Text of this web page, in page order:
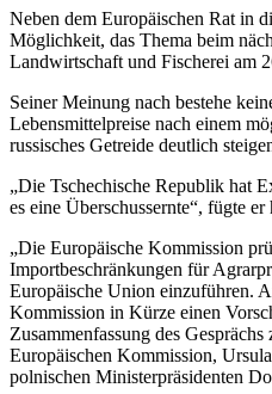
Neben dem Europäischen Rat in
Möglichkeit, das Thema beim
Landwirtschaft und Fischerei am
Seiner Meinung nach bestehe
Lebensmittelpreise nach einem
russisches Getreide deutlich
„Die Tschechische Republik hat
es eine Überschussernte“, fügte er
„Die Europäische Kommission
Importbeschränkungen für
Europäische Union einzuführen.
Kommission in Kürze einen
Zusammenfassung des
Europäischen Kommission,
polnischen Ministerpräsidenten